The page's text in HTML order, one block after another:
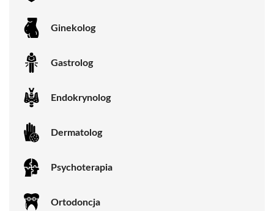
Ginekolog
Gastrolog
Endokrynolog
Dermatolog
Psychoterapia
Ortodoncja